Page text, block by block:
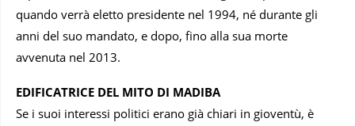
quando verrà eletto presidente nel 1994, né durante gli
anni del suo mandato, e dopo, fino alla sua morte
avvenuta nel 2013.
EDIFICATRICE DEL MITO DI MADIBA
Se i suoi interessi politici erano già chiari in gioventù, è